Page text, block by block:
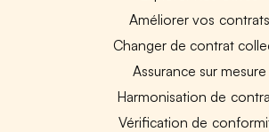
Améliorer vos contrats
Changer de contrat
Assurance sur mesure
Harmonisation de
Vérification de